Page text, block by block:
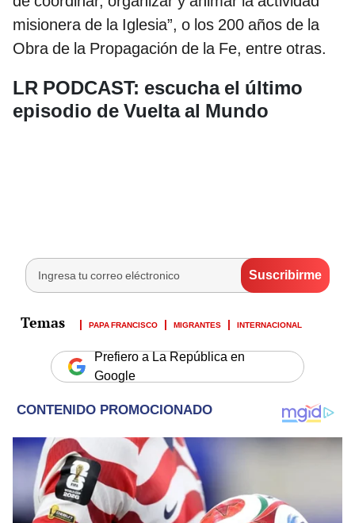
misionera de la Iglesia”, o los 200 años de la
Obra de la Propagación de la Fe, entre otras.
LR PODCAST: escucha el último
episodio de Vuelta al Mundo
PAPA FRANCISCO MIGRANTES INTERNACIONAL
Prefiero a La República en
Google